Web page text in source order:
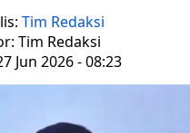
Tim Redaksi
Tim Redaksi
Jun 2026 - 08:23